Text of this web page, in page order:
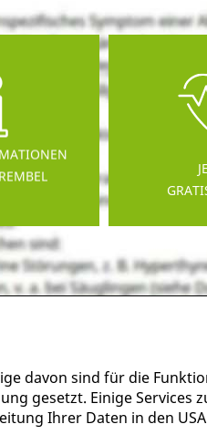
davon sind für die
gesetzt. Einige Services
Ihrer Daten in den